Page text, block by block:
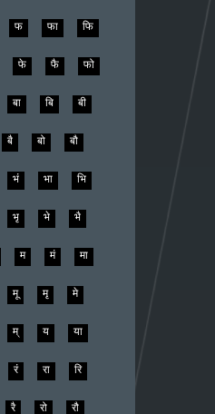
फ फा फि
फे फै फो
बा बि बी
बै बो बौ
भं भा भि
भृ भे भै
म मं मा
मू मृ मे
म् य या
रं रा रि
रै रो रौ